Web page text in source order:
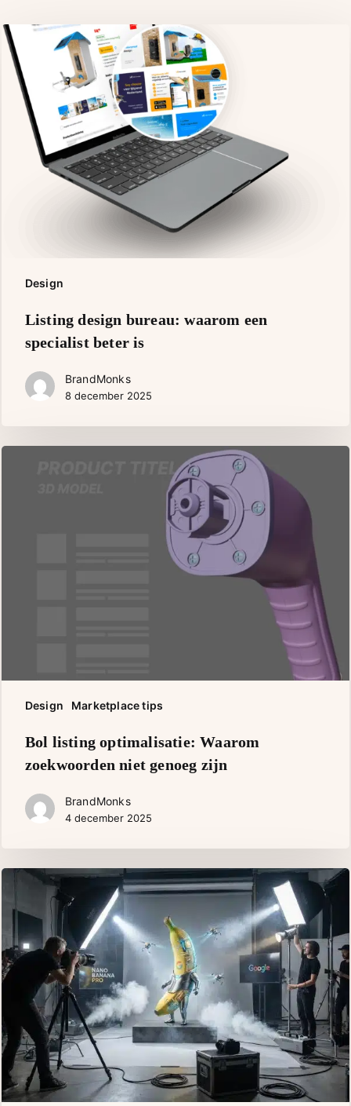
Design
design
bureau:
Listing design bureau: waarom een
specialist beter is
BrandMonks
8 december 2025
Design Marketplace tips
listing
optimalisatie:
zoekwoorden
Bol listing optimalisatie: Waarom
zoekwoorden niet genoeg zijn
BrandMonks
4 december 2025